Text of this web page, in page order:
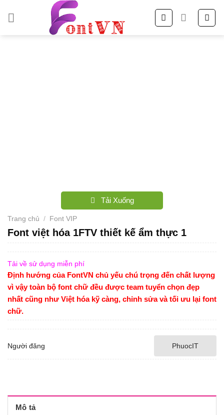
Tải Xuống
Trang chủ / Font VIP
Font việt hóa 1FTV thiết kế ẩm thực 1
Tải về sử dụng miễn phí
Định hướng của FontVN chủ yếu chú trọng đến chất lượng
vì vậy toàn bộ font chữ đều được team tuyển chọn đẹp
nhất cũng như Việt hóa kỹ càng, chỉnh sửa và tối ưu lại font
chữ.
Người đăng PhuocIT
Mô tả